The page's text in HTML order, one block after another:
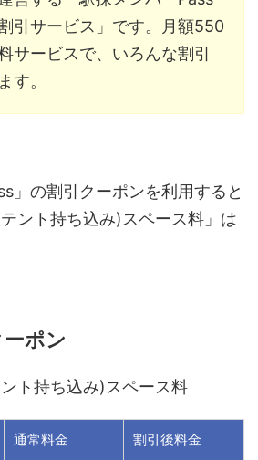
引サービス」です。月額550
サービスで、いろんな割引
す。
」の割引クーポンを利用すると
ント持ち込み)スペース料 」は
ーポン
ト持ち込み)スペース料
通常料金 割引後料金